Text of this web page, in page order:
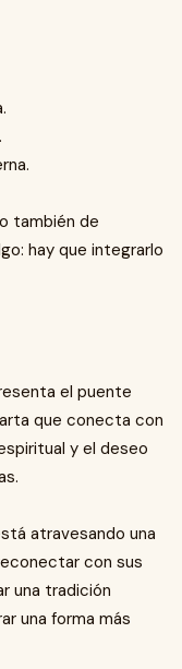
también de
hay que integrarlo
el puente
que conecta con
y el deseo
atravesando una
con sus
una tradición
una forma más